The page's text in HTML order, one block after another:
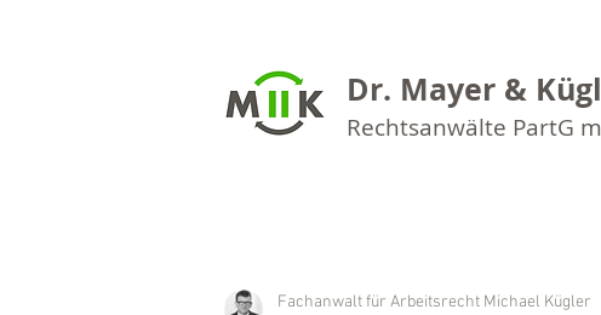
Dr. Mayer &
Rechtsanwälte PartG
Fachanwalt für Arbeitsrecht Michael Kügler